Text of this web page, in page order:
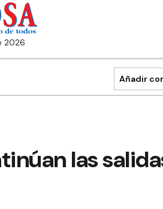
2026
Añadir
las